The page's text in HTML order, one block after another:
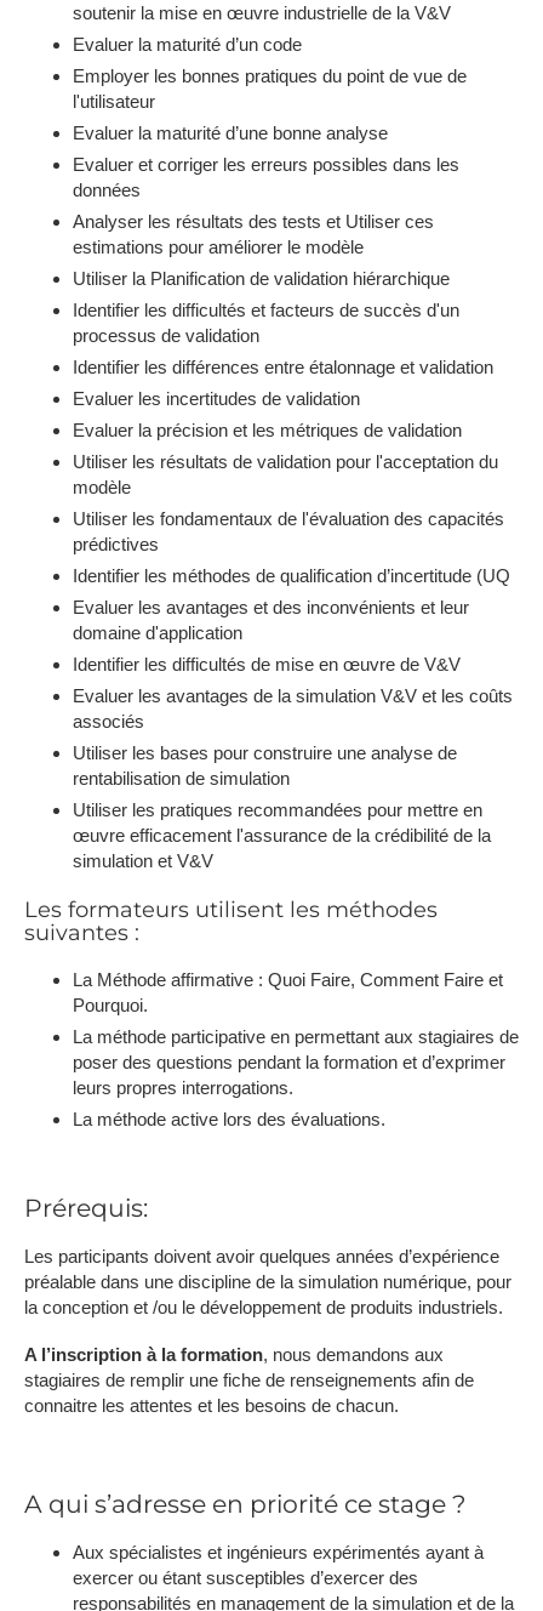
soutenir la mise en œuvre industrielle de la V&V
Evaluer la maturité d’un code
Employer les bonnes pratiques du point de vue de
l'utilisateur
Evaluer la maturité d’une bonne analyse
Evaluer et corriger les erreurs possibles dans les
données
Analyser les résultats des tests et Utiliser ces
estimations pour améliorer le modèle
Utiliser la Planification de validation hiérarchique
Identifier les difficultés et facteurs de succès d'un
processus de validation
Identifier les différences entre étalonnage et validation
Evaluer les incertitudes de validation
Evaluer la précision et les métriques de validation
Utiliser les résultats de validation pour l'acceptation du
modèle
Utiliser les fondamentaux de l'évaluation des capacités
prédictives
Identifier les méthodes de qualification d’incertitude (UQ
Evaluer les avantages et des inconvénients et leur
domaine d'application
Identifier les difficultés de mise en œuvre de V&V
Evaluer les avantages de la simulation V&V et les coûts
associés
Utiliser les bases pour construire une analyse de
rentabilisation de simulation
Utiliser les pratiques recommandées pour mettre en
œuvre efficacement l'assurance de la crédibilité de la
simulation et V&V
Les formateurs utilisent les méthodes
suivantes :
La Méthode affirmative : Quoi Faire, Comment Faire et
Pourquoi.
La méthode participative en permettant aux stagiaires de
poser des questions pendant la formation et d’exprimer
leurs propres interrogations.
La méthode active lors des évaluations.
Prérequis:
Les participants doivent avoir quelques années d’expérience
préalable dans une discipline de la simulation numérique, pour
la conception et /ou le développement de produits industriels.
A l’inscription à la formation, nous demandons aux
stagiaires de remplir une fiche de renseignements afin de
connaitre les attentes et les besoins de chacun.
A qui s’adresse en priorité ce stage ?
Aux spécialistes et ingénieurs expérimentés ayant à
exercer ou étant susceptibles d’exercer des
responsabilités en management de la simulation et de la